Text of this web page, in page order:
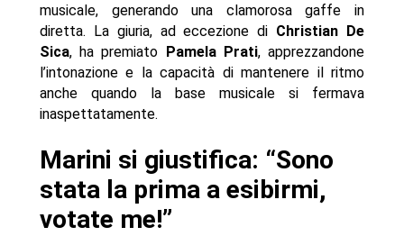
musicale, generando una clamorosa gaffe in
diretta. La giuria, ad eccezione di Christian De
Sica, ha premiato Pamela Prati, apprezzandone
l’intonazione e la capacità di mantenere il ritmo
anche quando la base musicale si fermava
inaspettatamente.
Marini si giustifica: “Sono
stata la prima a esibirmi,
votate me!”